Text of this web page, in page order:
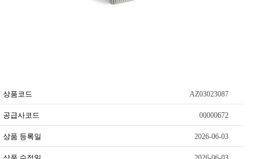
상품코드 AZ03023087
공급사코드 00000672
상품 등록일 2026-06-03